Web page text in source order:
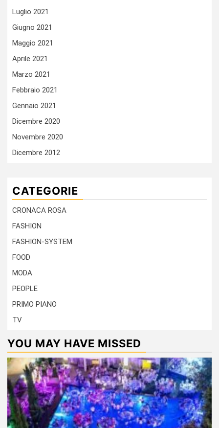
Luglio 2021
Giugno 2021
Maggio 2021
Aprile 2021
Marzo 2021
Febbraio 2021
Gennaio 2021
Dicembre 2020
Novembre 2020
Dicembre 2012
CATEGORIE
CRONACA ROSA
FASHION
FASHION-SYSTEM
FOOD
MODA
PEOPLE
PRIMO PIANO
TV
YOU MAY HAVE MISSED